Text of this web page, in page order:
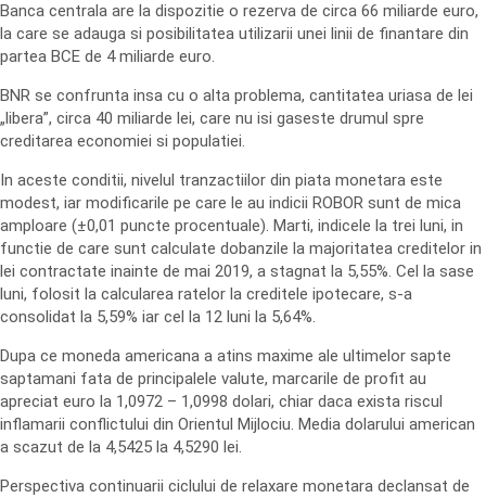
Banca centrala are la dispozitie o rezerva de circa 66 miliarde euro,
la care se adauga si posibilitatea utilizarii unei linii de finantare din
partea BCE de 4 miliarde euro.
BNR se confrunta insa cu o alta problema, cantitatea uriasa de lei
„libera”, circa 40 miliarde lei, care nu isi gaseste drumul spre
creditarea economiei si populatiei.
In aceste conditii, nivelul tranzactiilor din piata monetara este
modest, iar modificarile pe care le au indicii ROBOR sunt de mica
amploare (±0,01 puncte procentuale). Marti, indicele la trei luni, in
functie de care sunt calculate dobanzile la majoritatea creditelor in
lei contractate inainte de mai 2019, a stagnat la 5,55%. Cel la sase
luni, folosit la calcularea ratelor la creditele ipotecare, s-a
consolidat la 5,59% iar cel la 12 luni la 5,64%.
Dupa ce moneda americana a atins maxime ale ultimelor sapte
saptamani fata de principalele valute, marcarile de profit au
apreciat euro la 1,0972 – 1,0998 dolari, chiar daca exista riscul
inflamarii conflictului din Orientul Mijlociu. Media dolarului american
a scazut de la 4,5425 la 4,5290 lei.
Perspectiva continuarii ciclului de relaxare monetara declansat de